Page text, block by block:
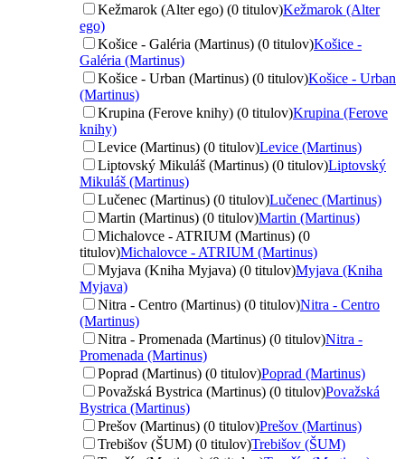
Kežmarok (Alter ego) (0 titulov)Kežmarok (Alter
ego)
Košice - Galéria (Martinus) (0 titulov)Košice -
Galéria (Martinus)
Košice - Urban (Martinus) (0 titulov)Košice - Urban
(Martinus)
Krupina (Ferove knihy) (0 titulov)Krupina (Ferove
knihy)
Levice (Martinus) (0 titulov)Levice (Martinus)
Liptovský Mikuláš (Martinus) (0 titulov)Liptovský
Mikuláš (Martinus)
Lučenec (Martinus) (0 titulov)Lučenec (Martinus)
Martin (Martinus) (0 titulov)Martin (Martinus)
Michalovce - ATRIUM (Martinus) (0
titulov)Michalovce - ATRIUM (Martinus)
Myjava (Kniha Myjava) (0 titulov)Myjava (Kniha
Myjava)
Nitra - Centro (Martinus) (0 titulov)Nitra - Centro
(Martinus)
Nitra - Promenada (Martinus) (0 titulov)Nitra -
Promenada (Martinus)
Poprad (Martinus) (0 titulov)Poprad (Martinus)
Považská Bystrica (Martinus) (0 titulov)Považská
Bystrica (Martinus)
Prešov (Martinus) (0 titulov)Prešov (Martinus)
Trebišov (ŠUM) (0 titulov)Trebišov (ŠUM)